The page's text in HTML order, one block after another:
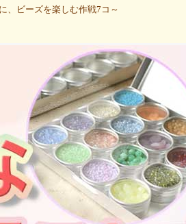
、ビーズを楽しむ作戦7コ～